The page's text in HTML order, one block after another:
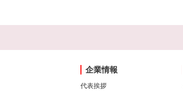
企業情報
代表挨拶